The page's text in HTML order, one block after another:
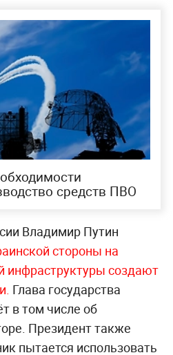
средств ПВО
Владимир Путин
стороны на
инфраструктуры создают
Глава государства
в том числе об
Президент также
пытается использовать